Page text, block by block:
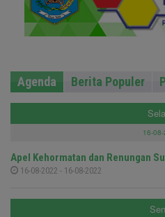
Agenda Berita Populer
16-
Apel Kehormatan dan Renungan
16-08-2022 - 16-08-2022